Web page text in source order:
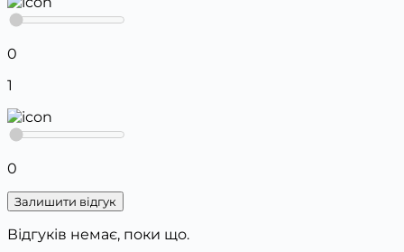
0
1
0
Залишити відгук
Відгуків немає, поки що.